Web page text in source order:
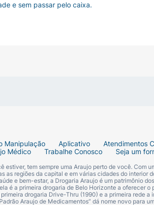
Manipulação Aplicativo Atendimentos
Médico Trabalhe Conosco Seja um
estiver, tem sempre uma Araujo perto de você.
as regiões da capital e em várias cidades do
e bem-estar, a Drogaria Araujo é um patrimônio
é a primeira drogaria de Belo Horizonte a oferecer
drogaria Drive-Thru (1990) e a primeira rede
Araujo de Medicamentos” dá nome novo para
e sem passar pelo caixa.